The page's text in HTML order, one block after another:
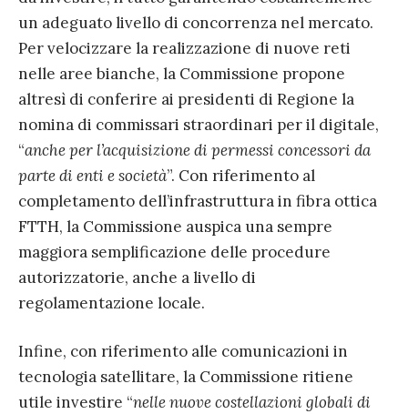
un adeguato livello di concorrenza nel mercato.
Per velocizzare la realizzazione di nuove reti
nelle aree bianche, la Commissione propone
altresì di conferire ai presidenti di Regione la
nomina di commissari straordinari per il digitale,
“anche per l’acquisizione di permessi concessori da
parte di enti e società”. Con riferimento al
completamento dell’infrastruttura in fibra ottica
FTTH, la Commissione auspica una sempre
maggiora semplificazione delle procedure
autorizzatorie, anche a livello di
regolamentazione locale.
Infine, con riferimento alle comunicazioni in
tecnologia satellitare, la Commissione ritiene
utile investire “nelle nuove costellazioni globali di